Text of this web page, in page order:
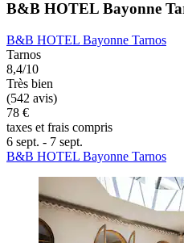
B&B HOTEL Bayonne
B&B HOTEL Bayonne Tarnos
Tarnos
8,4/10
Très bien
(542 avis)
78 €
taxes et frais compris
6 sept. - 7 sept.
B&B HOTEL Bayonne Tarnos